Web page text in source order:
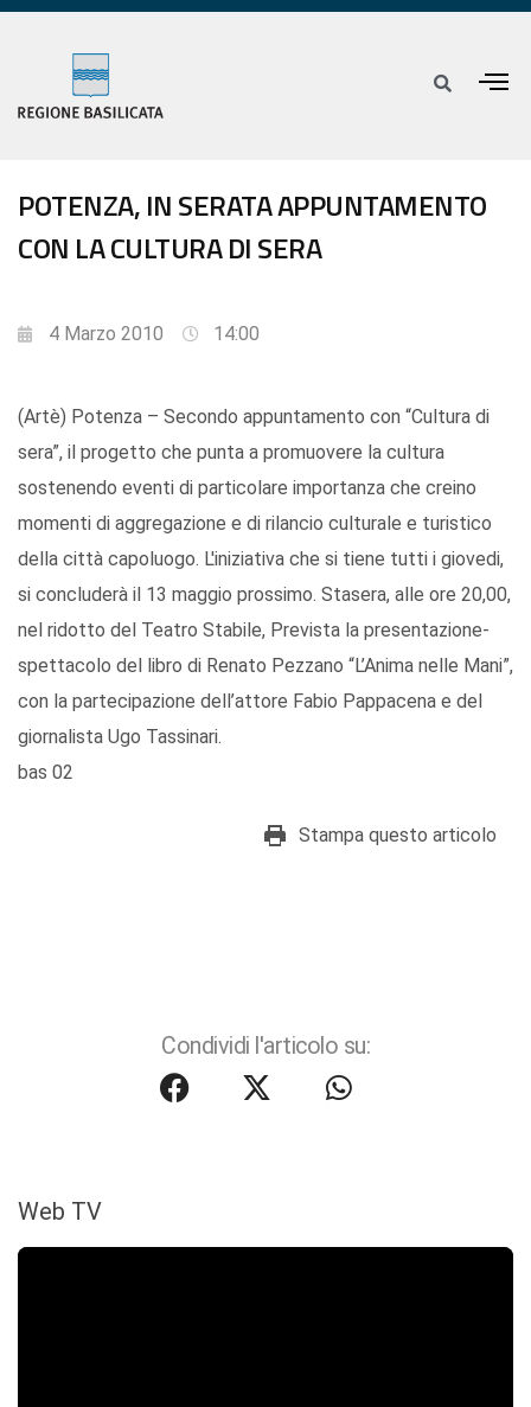
POTENZA, IN SERATA APPUNTAMENTO
CON LA CULTURA DI SERA
4 Marzo 2010 14:00
(Artè) Potenza – Secondo appuntamento con “Cultura di
sera”, il progetto che punta a promuovere la cultura
sostenendo eventi di particolare importanza che creino
momenti di aggregazione e di rilancio culturale e turistico
della città capoluogo. L'iniziativa che si tiene tutti i giovedi,
si concluderà il 13 maggio prossimo. Stasera, alle ore 20,00,
nel ridotto del Teatro Stabile, Prevista la presentazione-
spettacolo del libro di Renato Pezzano “L’Anima nelle Mani”,
con la partecipazione dell’attore Fabio Pappacena e del
giornalista Ugo Tassinari.
bas 02
Stampa questo articolo
Condividi l'articolo su:
Web TV